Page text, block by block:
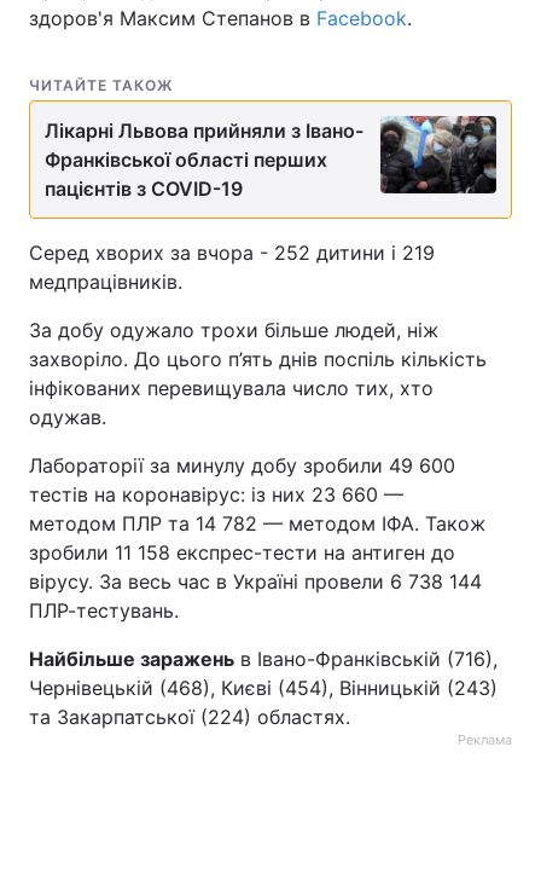
Зброя Інциденти
Здоров'я
Цікавинки
Екологія Регіони
Відео з Youtube Статті
Інтерв'ю
Архів Вакансії
Контакти
Послуги
здоров'я Максим Степанов в Facebook.
ЧИТАЙТЕ ТАКОЖ
Лікарні Львова прийняли з Івано-
Франківської області перших
пацієнтів з COVID-19
Серед хворих за вчора - 252 дитини і 219
медпрацівників.
За добу одужало трохи більше людей, ніж
захворіло. До цього п’ять днів поспіль кількість
інфікованих перевищувала число тих, хто
одужав.
Лабораторії за минулу добу зробили 49 600
тестів на коронавірус: із них 23 660 —
методом ПЛР та 14 782 — методом ІФА. Також
зробили 11 158 експрес-тести на антиген до
вірусу. За весь час в Україні провели 6 738 144
ПЛР-тестувань.
Найбільше заражень в Івано-Франківській (716),
Чернівецькій (468), Києві (454), Вінницькій (243)
та Закарпатської (224) областях.
Реклама